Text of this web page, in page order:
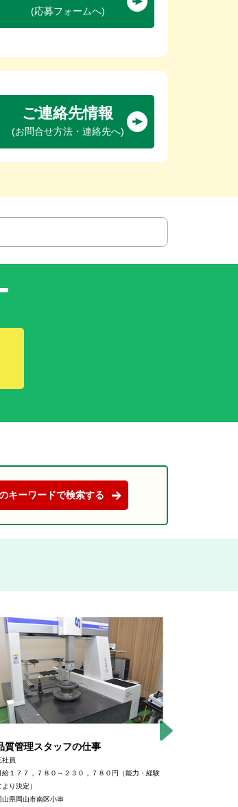
(応募フォームへ)
ご連絡先情報
(お問合せ方法・連絡先へ)
質管理スタッフの仕事
社員
給１７７，７８０～２３０，７８０円（能力・経験
より決定）
山県岡山市南区小串